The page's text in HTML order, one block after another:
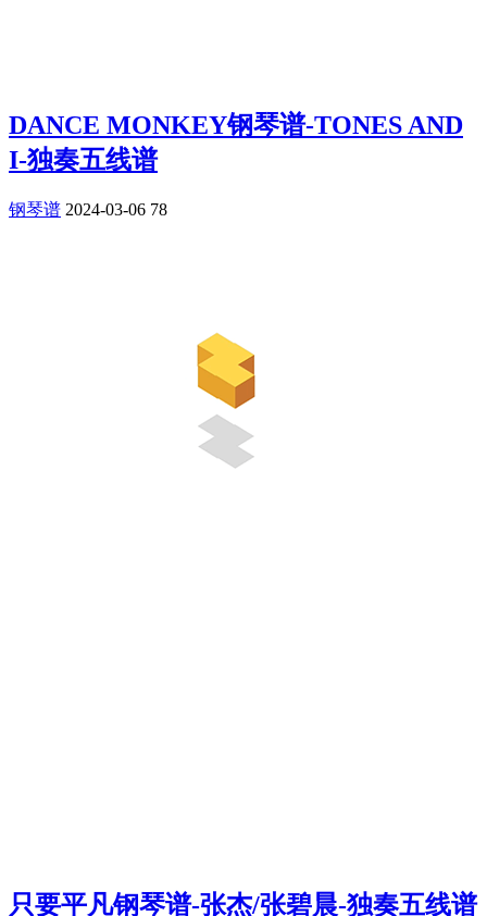
DANCE MONKEY钢琴谱-TONES AND
I-独奏五线谱
钢琴谱 2024-03-06 78
只要平凡钢琴谱-张杰/张碧晨-独奏五线谱